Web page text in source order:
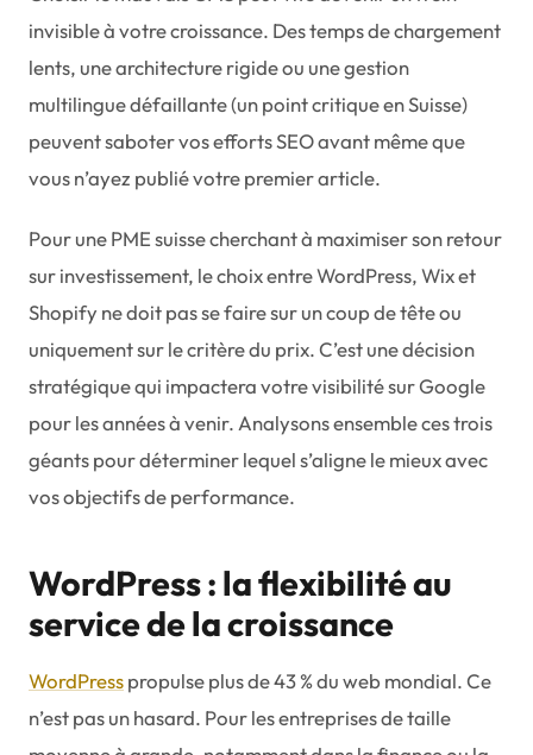
invisible à votre croissance. Des temps de chargement
lents, une architecture rigide ou une gestion
multilingue défaillante (un point critique en Suisse)
peuvent saboter vos efforts SEO avant même que
vous n’ayez publié votre premier article.
Pour une PME suisse cherchant à maximiser son retour
sur investissement, le choix entre WordPress, Wix et
Shopify ne doit pas se faire sur un coup de tête ou
uniquement sur le critère du prix. C’est une décision
stratégique qui impactera votre visibilité sur Google
pour les années à venir. Analysons ensemble ces trois
géants pour déterminer lequel s’aligne le mieux avec
vos objectifs de performance.
WordPress : la flexibilité au
service de la croissance
WordPresspropulse plus de 43 % du web mondial. Ce
n’est pas un hasard. Pour les entreprises de taille